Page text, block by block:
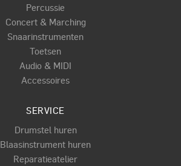
Percussie
Concert & Marching
Snaarinstrumenten
Toetsen
Audio & MIDI
Accessoires
SERVICE
Drumstel huren
Blaasinstrument huren
Reparatieatelier